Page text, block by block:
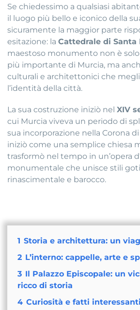
Se chiedessimo a qualsiasi
il luogo più bello e iconico della
sicuramente la maggior parte
esitazione: la Cattedrale di Santa
maestoso monumento non è solo
più importante di Murcia, ma
culturali e architettonici che
l’identità della città.
La sua costruzione iniziò nel XIV
cui Murcia viveva un periodo di
sua incorporazione nella Corona
iniziò come una semplice chiesa
trasformò nel tempo in un’opera
monumentale che unisce stili
rinascimentale e barocco.
1 Storia e architettura: un
2 L’interno: cappelle, arte e
3 Il Palazzo Episcopale: un
ricco di storia
4 Curiosità e fatti interessanti